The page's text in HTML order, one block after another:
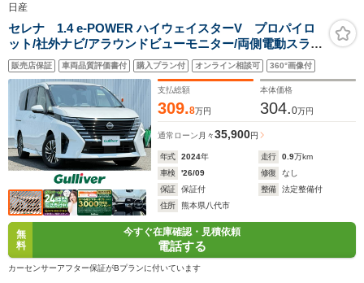
日産
セレナ 1.4 e-POWER ハイウェイスターV プロパイロ
ット/社外ナビ/アラウンドビューモニター/両側電動スライ
ド/ハンズフリー開閉/追従クルーズコントロール/LEDオー
トライト/デジタルインナーミラー/ETC/16AW/禁煙車
販売店保証 車両品質評価書付 購入プラン付 オンライン相談可 360°画像付
支払総額
309.8万円
本体価格
304.0万円
通常ローン 月々35,900円
年式 2024年 走行 0.9万km
車検
'26/09 修復
なし
保証
保証付 整備
法定整備付
住所
熊本県八代市
無
料
今すぐ在庫確認・見積依頼
電話する
カーセンサーアフター保証がBプランに付いています